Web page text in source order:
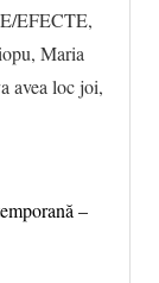
EFECTE,
Maria
avea loc joi,